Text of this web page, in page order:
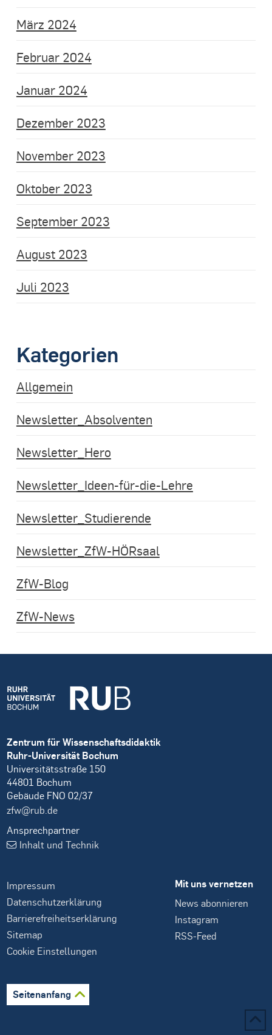
März 2024
Februar 2024
Januar 2024
Dezember 2023
November 2023
Oktober 2023
September 2023
August 2023
Juli 2023
Kategorien
Allgemein
Newsletter_Absolventen
Newsletter_Hero
Newsletter_Ideen-für-die-Lehre
Newsletter_Studierende
Newsletter_ZfW-HÖRsaal
ZfW-Blog
ZfW-News
Zentrum für Wissenschaftsdidaktik
Ruhr-Universität Bochum
Universitätsstraße 150
44801 Bochum
Gebäude FNO 02/37
zfw@rub.de
Ansprechpartner
Inhalt und Technik
Impressum
Datenschutzerklärung
Barrierefreiheitserklärung
Sitemap
Cookie Einstellungen
Mit uns vernetzen
News abonnieren
Instagram
RSS-Feed
Seitenanfang